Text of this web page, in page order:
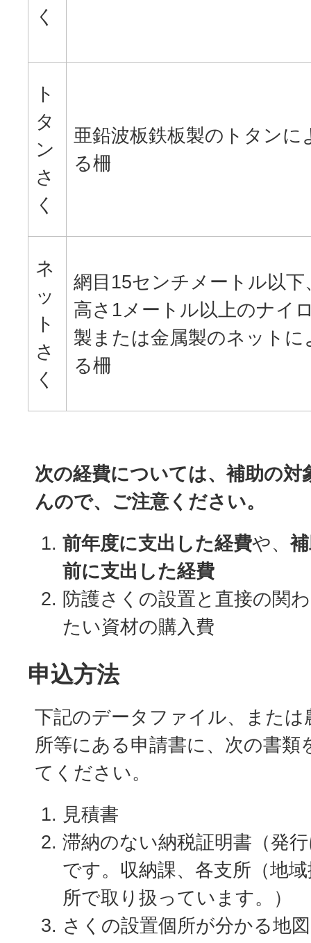
く
ト
タ
ン
さ
く
亜鉛波板鉄板製のトタンに
る柵
ネ
ッ
ト
さ
く
網目15センチメートル以下
高さ1メートル以上のナイ
製または金属製のネットに
る柵
次の経費については、補助の対
んので、ご注意ください。
前年度に支出した経費や、
前に支出した経費
防護さくの設置と直接の関
たい資材の購入費
申込方法
下記のデータファイル、または
所等にある申請書に、次の書類
てください。
見積書
滞納のない納税証明書（発
です。収納課、各支所（地
所で取り扱っています。）
さくの設置個所が分かる地